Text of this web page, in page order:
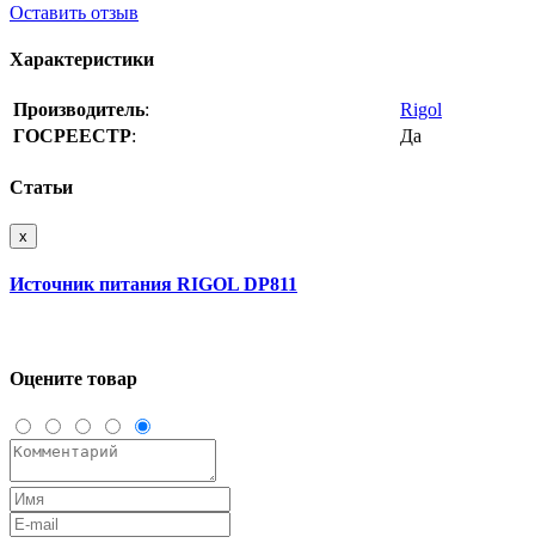
Оставить отзыв
Характеристики
Производитель:
Rigol
ГОСРЕЕСТР: Да
Статьи
x
Источник питания RIGOL DP811
Оцените товар